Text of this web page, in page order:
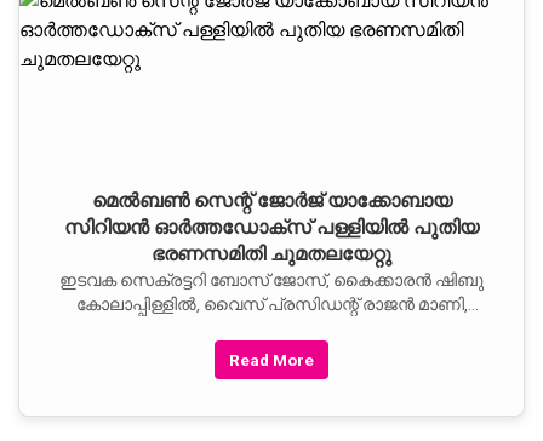
മെല്‍ബണ്‍ സെന്റ് ജോര്‍ജ് യാക്കോബായ
സിറിയന്‍ ഓര്‍ത്തഡോക്‌സ് പള്ളിയില്‍ പുതിയ
ഭരണസമിതി ചുമതലയേറ്റു
ഇടവക സെക്രട്ടറി ബോസ് ജോസ്, കൈക്കാരന്‍ ഷിബു
കോലാപ്പിള്ളില്‍, വൈസ് പ്രസിഡന്റ് രാജന്‍ മാണി,
എല്‍ദോ പോള്‍.
Read More